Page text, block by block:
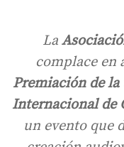
La
complace en
Premiación de
Internacional de
un evento que